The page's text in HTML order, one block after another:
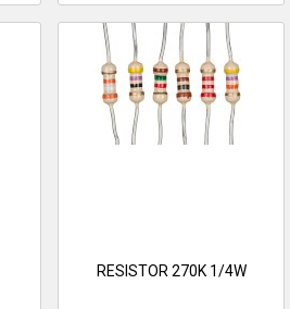
RESISTOR 270K 1/4W